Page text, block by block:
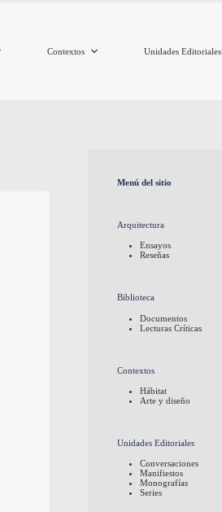
Contextos Unidades Editoriales
Menú del sitio
Arquitectura
Ensayos
Reseñas
Biblioteca
Documentos
Lecturas Críticas
Contextos
Hábitat
Arte y diseño
Unidades Editoriales
Conversaciones
Manifiestos
Monografías
Series